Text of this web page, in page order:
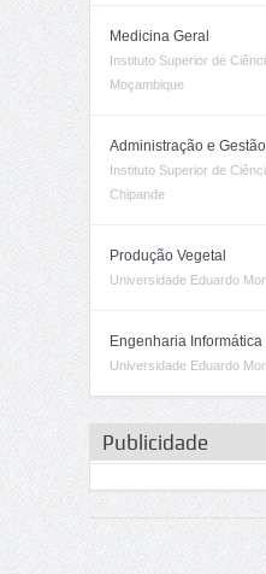
Medicina Geral
Instituto Superior de
Moçambique
Administração e
Instituto Superior de
Chipande
Produção Vegetal
Universidade Eduardo
Engenharia Informática
Universidade Eduardo
Publicidade